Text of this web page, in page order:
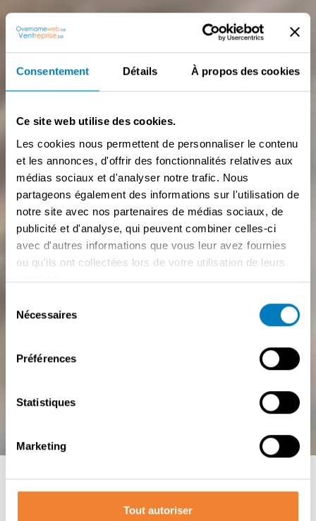
Consentement Détails À propos des cookies
Ce site web utilise des cookies.
Les cookies nous permettent de personnaliser le contenu
et les annonces, d'offrir des fonctionnalités relatives aux
médias sociaux et d'analyser notre trafic. Nous
partageons également des informations sur l'utilisation de
notre site avec nos partenaires de médias sociaux, de
publicité et d'analyse, qui peuvent combiner celles-ci
avec d'autres informations que vous leur avez fournies
ou qu'ils ont collectées lors de votre utilisation de leurs
services.
Nécessaires
Préférences
Statistiques
Marketing
Tout autoriser
Créez une recherche
ici